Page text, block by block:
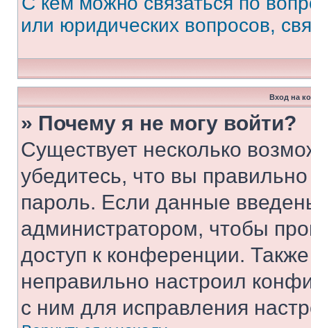
или юридических вопросов,
Вход на
» Почему я не могу войти?
Существует несколько
убедитесь, что вы
пароль. Если данные
администратором, чтобы
доступ к конференции.
неправильно настроил
с ним для исправления